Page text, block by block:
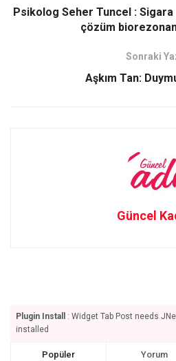
k
n
Psikolog Seher Tuncel : Sigara
çözüm
Sonraki
Aşkım Tan:
Güncel
Plugin Install
: Widget Tab Post needs
installed
Popüler Yorum